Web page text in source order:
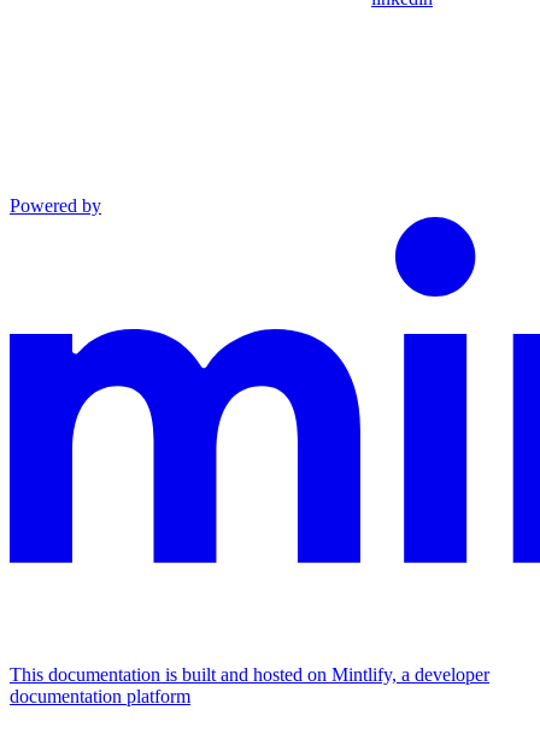
Powered by
This documentation is built and hosted on Mintlify, a developer
documentation platform